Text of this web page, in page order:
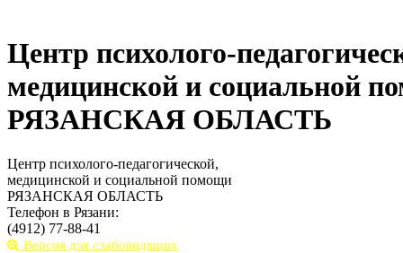
Центр психолого-
медицинской и социальной
РЯЗАНСКАЯ ОБЛАСТЬ
Центр психолого-педагогической,
медицинской и социальной помощи
РЯЗАНСКАЯ ОБЛАСТЬ
Телефон в Рязани:
(4912) 77-88-41
Версия для слабовидящих